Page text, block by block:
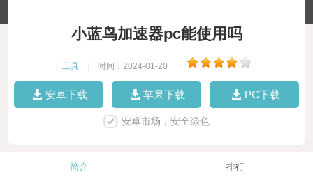
小蓝鸟加速器pc能使用吗
工具 时间：2024-01-20
安卓下载 苹果下载 PC下载
安卓市场，安全绿色
简介 排行